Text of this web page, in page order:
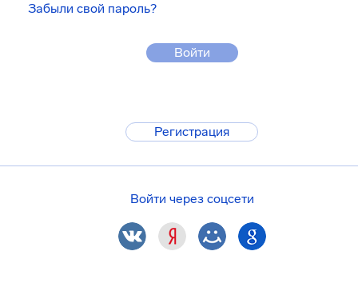
Забыли свой пароль?
Войти
Регистрация
Войти через соцсети